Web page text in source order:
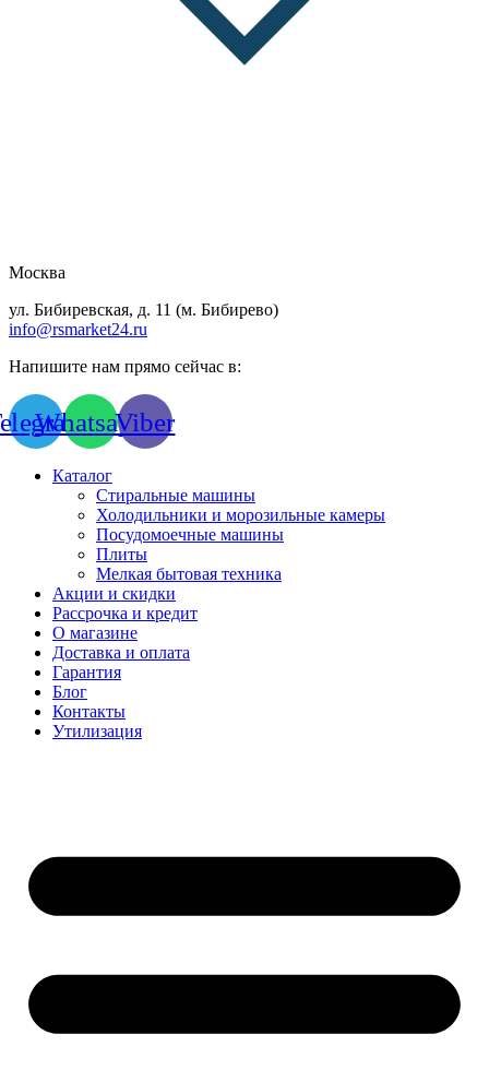
Москва
ул. Бибиревская, д. 11 (м. Бибирево)
info@rsmarket24.ru
Напишите нам прямо сейчас в:
WhatsappViber
Каталог
Стиральные машины
Холодильники и морозильные камеры
Посудомоечные машины
Плиты
Мелкая бытовая техника
Акции и скидки
Рассрочка и кредит
О магазине
Доставка и оплата
Гарантия
Блог
Контакты
Утилизация